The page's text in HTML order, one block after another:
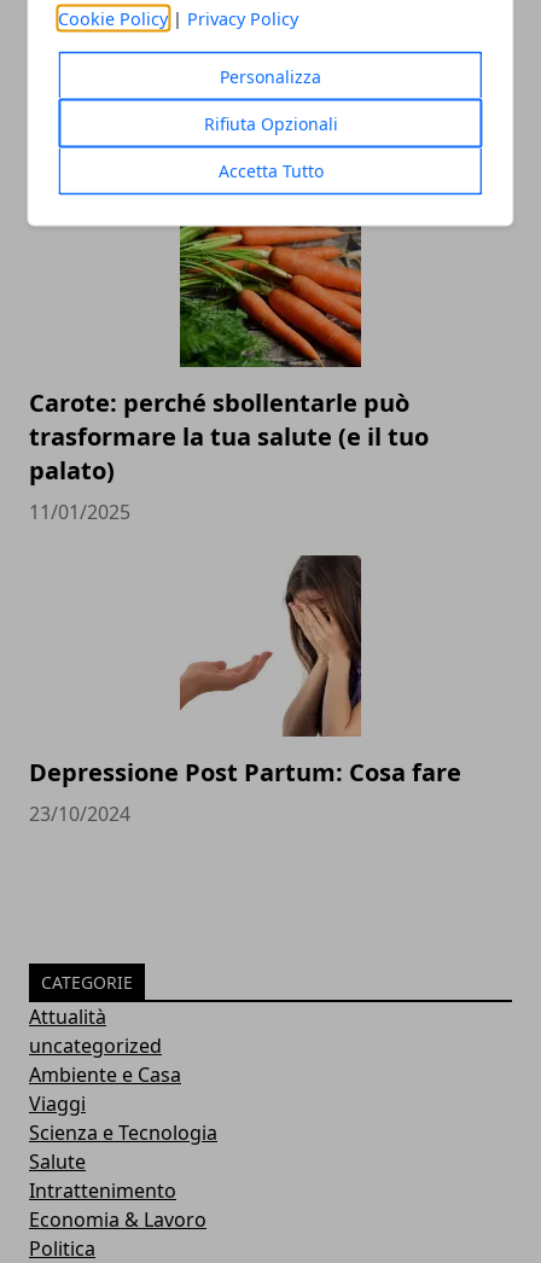
Cookie Policy | Privacy Policy
Personalizza
Rifiuta Opzionali
Accetta Tutto
Perché è importante utilizzare la
protezione solare tutti i giorni?
02/10/2025
Carote: perché sbollentarle può
trasformare la tua salute (e il tuo
palato)
11/01/2025
Depressione Post Partum: Cosa fare
23/10/2024
CATEGORIE
Attualità
uncategorized
Ambiente e Casa
Viaggi
Scienza e Tecnologia
Salute
Intrattenimento
Economia & Lavoro
Politica